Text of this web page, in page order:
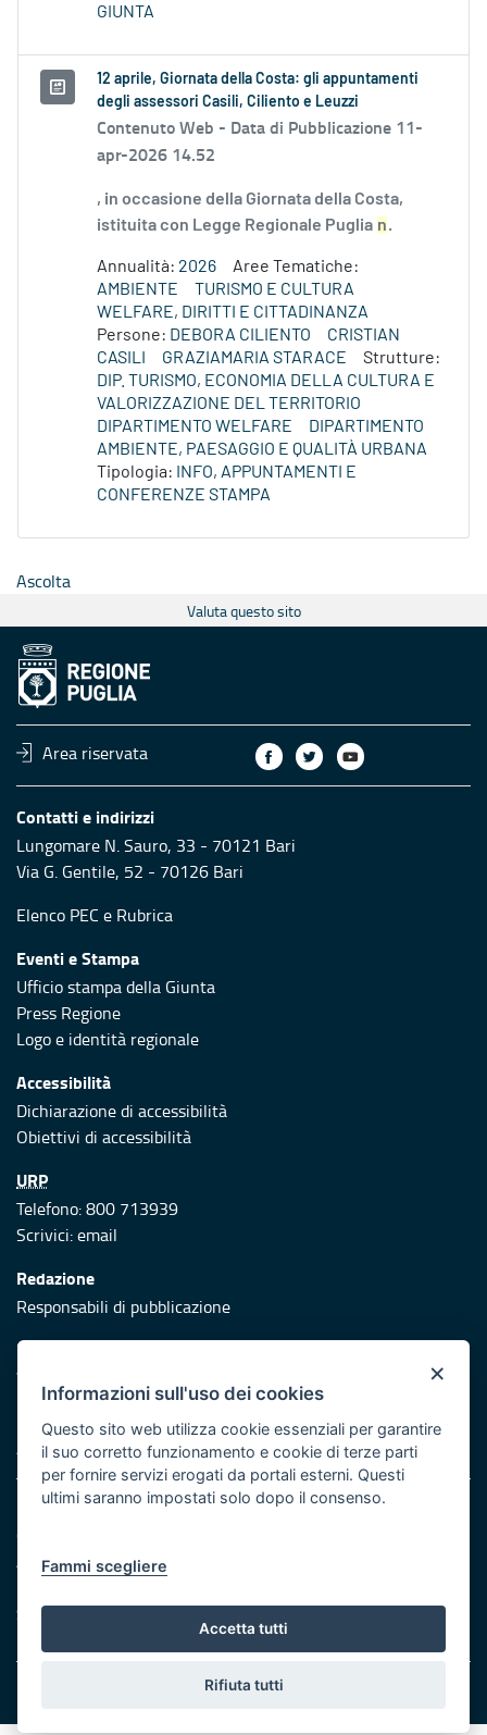
GIUNTA
12 aprile, Giornata della Costa: gli appuntamenti
degli assessori Casili, Ciliento e Leuzzi
Contenuto Web - Data di Pubblicazione 11-
apr-2026 14.52
, in occasione della Giornata della Costa,
istituita con Legge Regionale Puglia n.
Annualità: 2026
Aree Tematiche:
AMBIENTE
TURISMO E CULTURA
WELFARE, DIRITTI E CITTADINANZA
Persone: DEBORA CILIENTO
CRISTIAN
CASILI
GRAZIAMARIA STARACE
Strutture:
DIP. TURISMO, ECONOMIA DELLA CULTURA E
VALORIZZAZIONE DEL TERRITORIO
DIPARTIMENTO WELFARE
DIPARTIMENTO
AMBIENTE, PAESAGGIO E QUALITÀ URBANA
Tipologia:
INFO, APPUNTAMENTI E
CONFERENZE STAMPA
Ascolta
Valuta questo sito
Area riservata
Contatti e indirizzi
Lungomare N. Sauro, 33 - 70121 Bari
Via G. Gentile, 52 - 70126 Bari
Elenco PEC e Rubrica
Eventi e Stampa
Ufficio stampa della Giunta
Press Regione
Logo e identità regionale
Accessibilità
Dichiarazione di accessibilità
Obiettivi di accessibilità
URP
Telefono: 800 713939
Scrivici:email
Redazione
Responsabili di pubblicazione
Protezione civile
Vai al sito di Protezione Civile Puglia
Iniziativa finanziata con risorse del POR Puglia 2014/2020 -
Asse XI
Note legali
Cookie e privacy
Atti di notifica
Servizi Intranet
© Regione Puglia
×
Informazioni sull'uso dei cookies
Questo sito web utilizza cookie essenziali per garantire
il suo corretto funzionamento e cookie di terze parti
per fornire servizi erogati da portali esterni. Questi
ultimi saranno impostati solo dopo il consenso.
Fammi scegliere
Accetta tutti
Rifiuta tutti